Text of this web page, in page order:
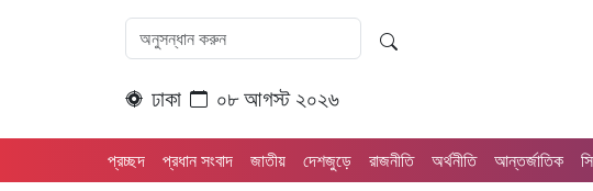
ঢাকা ০৮ আগস্ট ২০২৬
প্রচ্ছদ প্রধান সংবাদ জাতীয় দেশজুড়ে রাজনীতি অর্থনীতি আন্তর্জাতিক